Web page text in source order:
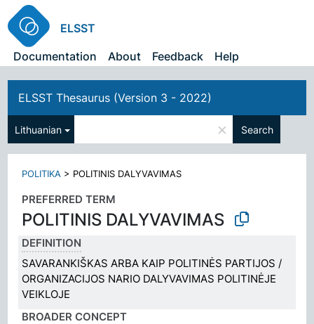
ELSST
Documentation
About Feedback Help
ELSST Thesaurus (Version 3 - 2022)
Lithuanian × Search
POLITIKA > POLITINIS DALYVAVIMAS
PREFERRED TERM
POLITINIS DALYVAVIMAS
DEFINITION
SAVARANKIŠKAS ARBA KAIP POLITINĖS PARTIJOS /
ORGANIZACIJOS NARIO DALYVAVIMAS POLITINĖJE
VEIKLOJE
BROADER CONCEPT